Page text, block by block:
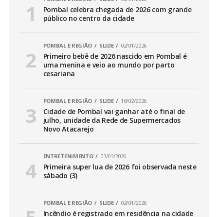
Pombal celebra chegada de 2026 com grande
público no centro da cidade
POMBAL E REGIÃO SLIDE 02/01/2026
Primeiro bebê de 2026 nascido em Pombal é
uma menina e veio ao mundo por parto
cesariana
POMBAL E REGIÃO SLIDE 10/02/2026
Cidade de Pombal vai ganhar até o final de
julho, unidade da Rede de Supermercados
Novo Atacarejo
ENTRETENIMENTO 03/01/2026
Primeira super lua de 2026 foi observada neste
sábado (3)
POMBAL E REGIÃO SLIDE 02/01/2026
Incêndio é registrado em residência na cidade